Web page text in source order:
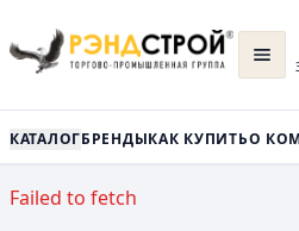
КАТАЛОГБРЕНДЫКАК КУПИТЬО
Failed to fetch